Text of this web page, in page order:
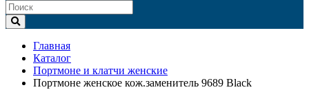
Главная
Каталог
Портмоне и клатчи женские
Портмоне женское кож.заменитель 9689 Black